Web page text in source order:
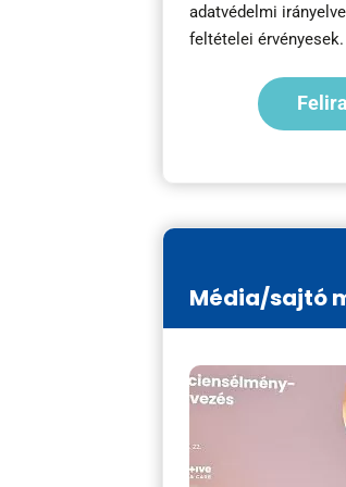
adatvédelmi
feltételei érvényesek.
Média/sajtó